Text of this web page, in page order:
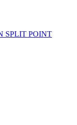
SPLIT POINT